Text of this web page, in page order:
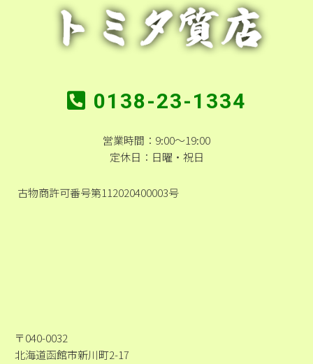
0138-23-1334
営業時間：9:00～19:00
定休日：日曜・祝日
古物商許可番号第112020400003号
〒040-0032
北海道函館市新川町2-17